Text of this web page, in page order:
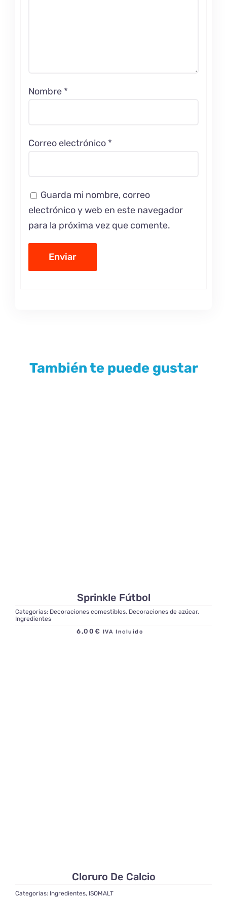
Nombre *
Correo electrónico *
Guarda mi nombre, correo
electrónico y web en este navegador
para la próxima vez que comente.
También te puede gustar
Sprinkle Fútbol
Categorias: Decoraciones comestibles, Decoraciones de azúcar,
Ingredientes
6,00 € IVA Incluido
Cloruro De Calcio
Categorias: Ingredientes, ISOMALT